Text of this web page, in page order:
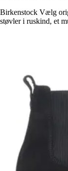
Birkenstock Vælg
støvler i ruskind, et